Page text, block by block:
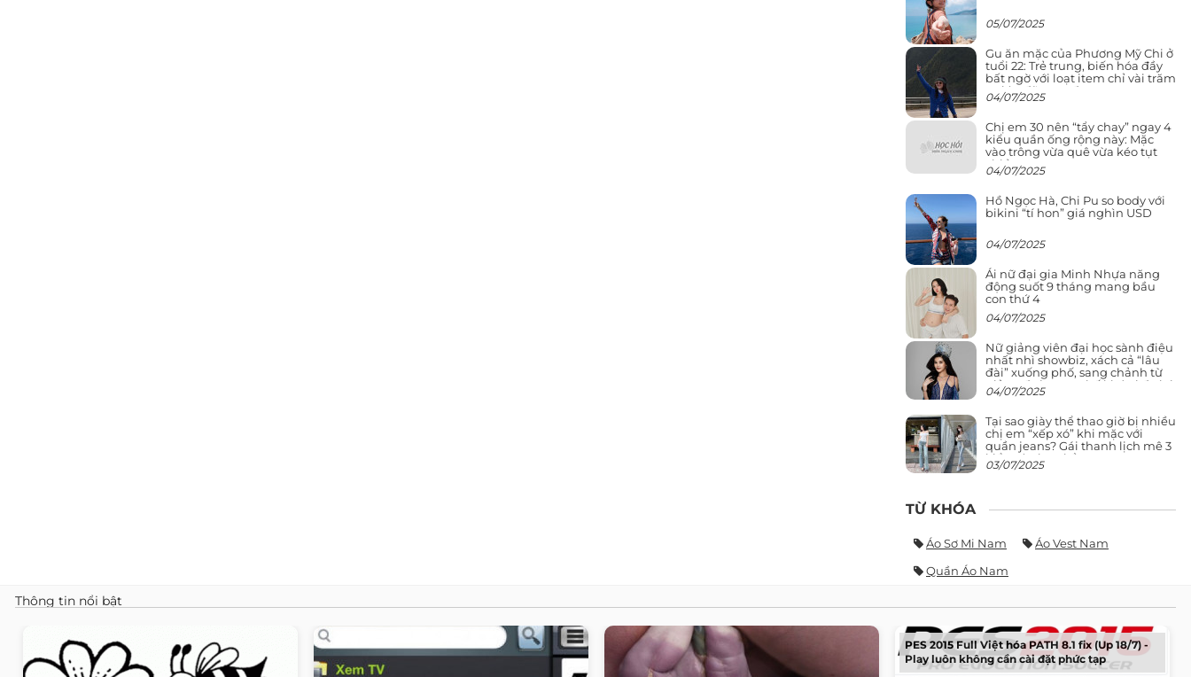
05/07/2025
Gu ăn mặc của Phương Mỹ Chi ở
tuổi 22: Trẻ trung, biến hóa đầy
bất ngờ với loạt item chỉ vài trăm
nghìn đã mua được
04/07/2025
Chị em 30 nên “tẩy chay” ngay 4
kiểu quần ống rộng này: Mặc
vào trông vừa quê vừa kéo tụt
chiều cao
04/07/2025
Hồ Ngọc Hà, Chi Pu so body với
bikini “tí hon” giá nghìn USD
04/07/2025
Ái nữ đại gia Minh Nhựa năng
động suốt 9 tháng mang bầu
con thứ 4
04/07/2025
Nữ giảng viên đại học sành điệu
nhất nhì showbiz, xách cả “lâu
đài” xuống phố, sang chảnh từ
giảng đường ra phố khó ai đọ lại
04/07/2025
Tại sao giày thể thao giờ bị nhiều
chị em “xếp xó” khi mặc với
quần jeans? Gái thanh lịch mê 3
kiểu này hơn hẳn
03/07/2025
TỪ KHÓA
Áo Sơ Mi Nam
Áo Vest Nam
Quần Áo Nam
Thông tin nổi bật
PES 2015 Full Việt hóa PATH 8.1 fix (Up 18/7) -
Play luôn không cần cài đặt phức tạp